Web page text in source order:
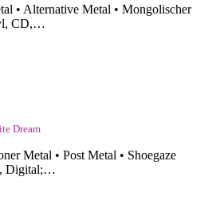
• Alternative Metal • Mongolischer
CD,…
Dream
Metal • Post Metal • Shoegaze
Digital;…